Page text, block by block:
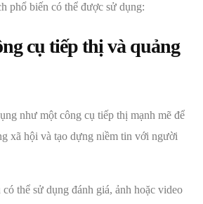
phổ biến có thể được sử dụng:
cụ tiếp thị và quảng
như một công cụ tiếp thị mạnh mẽ để
xã hội và tạo dựng niềm tin với người
thể sử dụng đánh giá, ảnh hoặc video